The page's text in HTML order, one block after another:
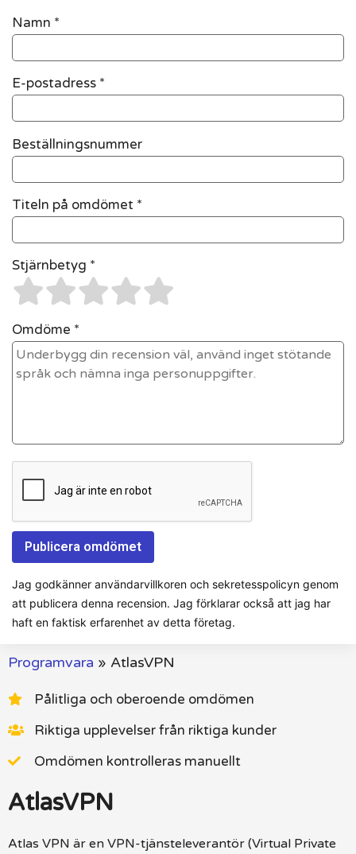
Namn *
E-postadress *
Beställningsnummer
Titeln på omdömet *
Stjärnbetyg *
Omdöme *
Jag godkänner användarvillkoren och sekretesspolicyn genom
att publicera denna recension. Jag förklarar också att jag har
haft en faktisk erfarenhet av detta företag.
Programvara » AtlasVPN
Pålitliga och oberoende omdömen
Riktiga upplevelser från riktiga kunder
Omdömen kontrolleras manuellt
AtlasVPN
Atlas VPN är en VPN-tjänsteleverantör (Virtual Private